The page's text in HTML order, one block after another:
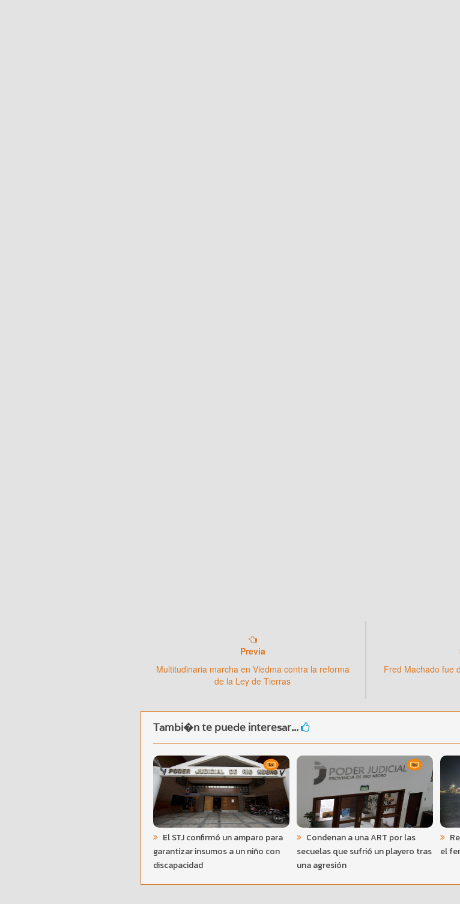
Previa
Multitudinaria marcha en Viedma contra la reforma
de la Ley de Tierras
Fred Machado fue
Tambi�n te puede interesar...
El STJ confirmó un amparo para
garantizar insumos a un niño con
discapacidad
Condenan a una ART por las
secuelas que sufrió un playero tras
una agresión
el